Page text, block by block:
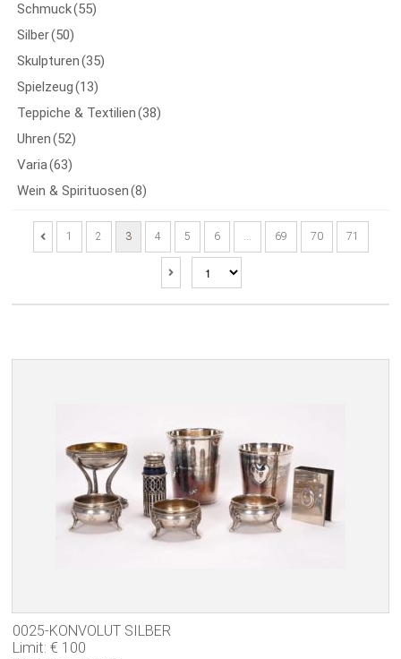
1 2 3 4 5 6 69 70 71
0025-KONVOLUT SILBER
Limit: € 100
Schmuck(55)
Silber(50)
Skulpturen(35)
Spielzeug(13)
Teppiche & Textilien(38)
Uhren(52)
Varia(63)
Wein & Spirituosen(8)